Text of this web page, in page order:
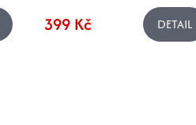
399 Kč DETAIL